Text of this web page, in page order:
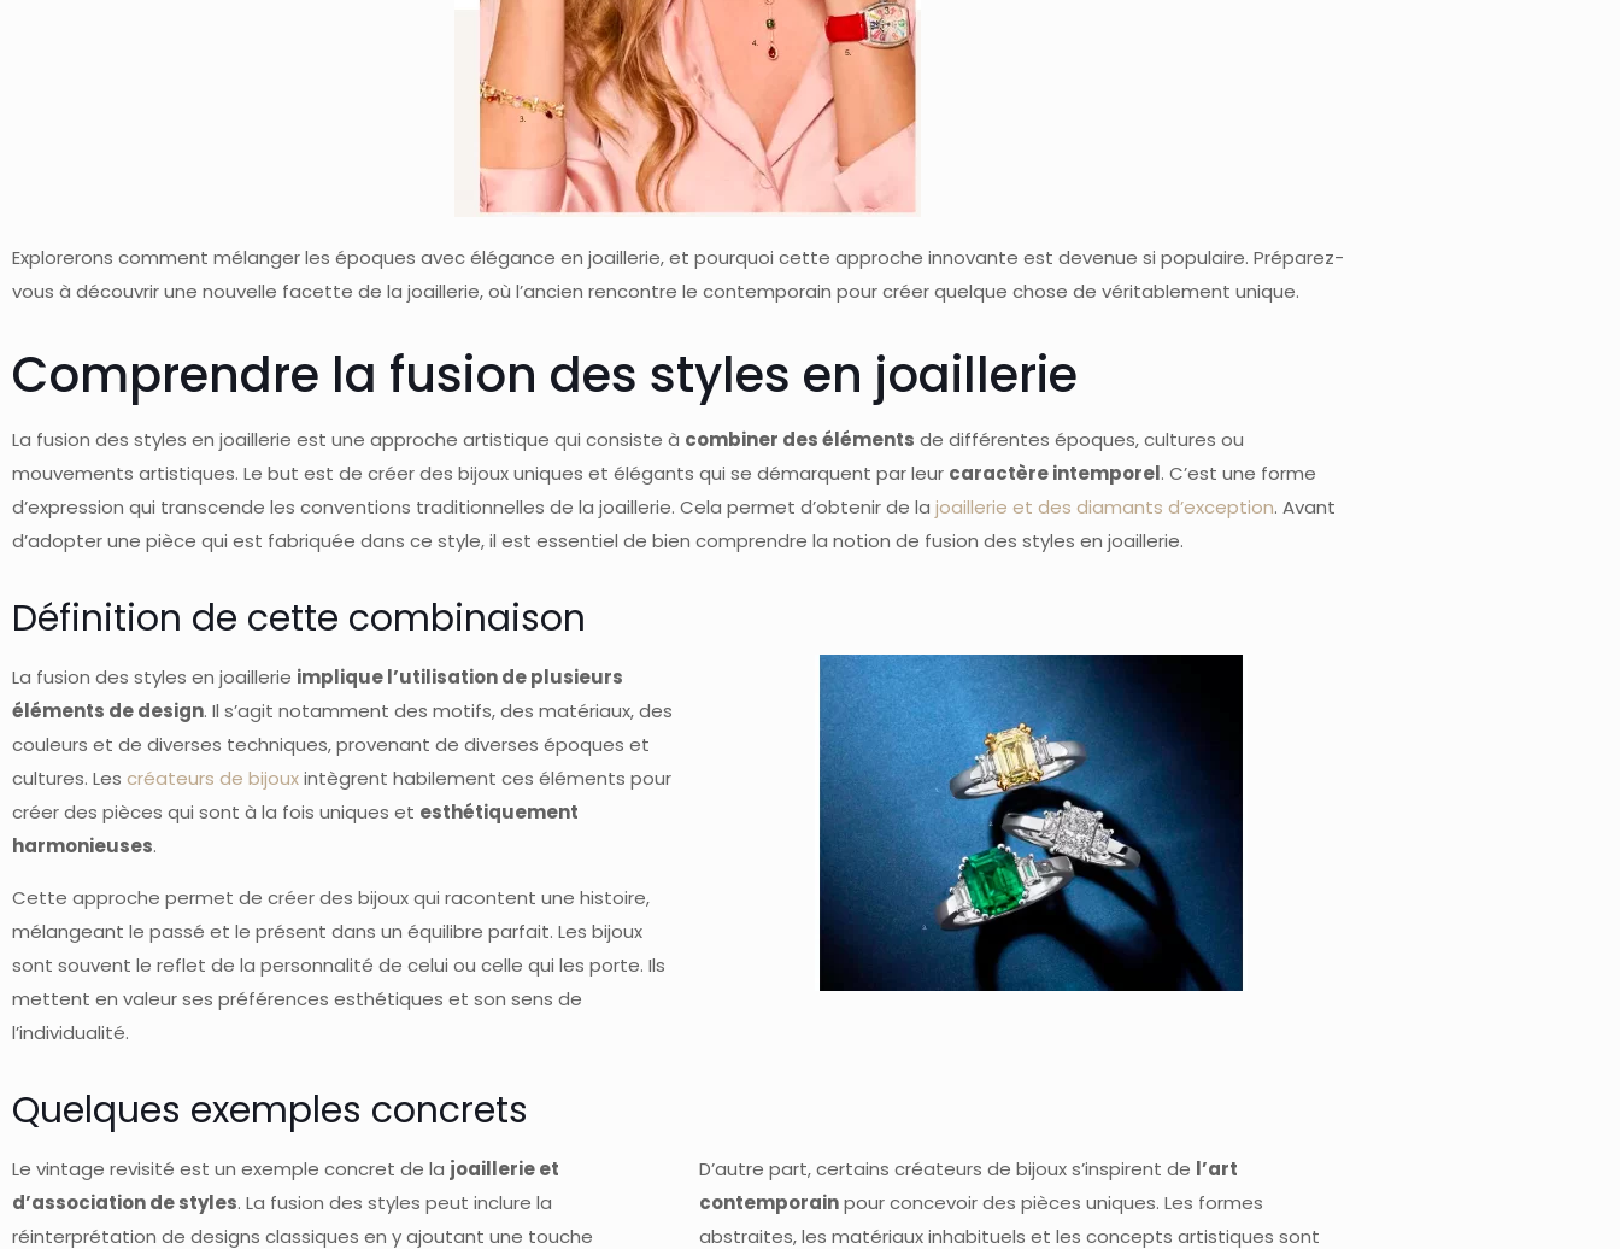
Explorerons comment mélanger les époques avec élégance en joaillerie, et pourquoi cette approche innovante est devenue si populaire. Préparez-
vous à découvrir une nouvelle facette de la joaillerie, où l’ancien rencontre le contemporain pour créer quelque chose de véritablement unique.
Comprendre la fusion des styles en joaillerie
La fusion des styles en joaillerie est une approche artistique qui consiste à combiner des éléments de différentes époques, cultures ou
mouvements artistiques. Le but est de créer des bijoux uniques et élégants qui se démarquent par leur caractère intemporel. C’est une forme
d’expression qui transcende les conventions traditionnelles de la joaillerie. Cela permet d’obtenir de la joaillerie et des diamants d’exception. Avant
d’adopter une pièce qui est fabriquée dans ce style, il est essentiel de bien comprendre la notion de fusion des styles en joaillerie.
Définition de cette combinaison
La fusion des styles en joaillerie implique l’utilisation de plusieurs
éléments de design. Il s’agit notamment des motifs, des matériaux, des
couleurs et de diverses techniques, provenant de diverses époques et
cultures. Les créateurs de bijouxintègrent habilement ces éléments pour
créer des pièces qui sont à la fois uniques et esthétiquement
harmonieuses.
Cette approche permet de créer des bijoux qui racontent une histoire,
mélangeant le passé et le présent dans un équilibre parfait. Les bijoux
sont souvent le reflet de la personnalité de celui ou celle qui les porte. Ils
mettent en valeur ses préférences esthétiques et son sens de
l’individualité.
Quelques exemples concrets
Le vintage revisité est un exemple concret de la joaillerie et
d’association de styles. La fusion des styles peut inclure la
réinterprétation de designs classiques en y ajoutant une touche
D’autre part, certains créateurs de bijoux s’inspirent de l’art
contemporainpour concevoir des pièces uniques. Les formes
abstraites, les matériaux inhabituels et les concepts artistiques sont